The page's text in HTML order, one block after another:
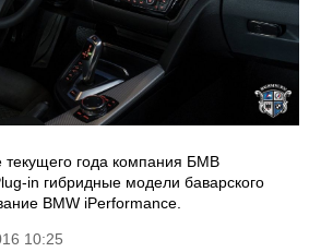
года компания БМВ
in гибридные модели баварского
BMW iPerformance.
10:25